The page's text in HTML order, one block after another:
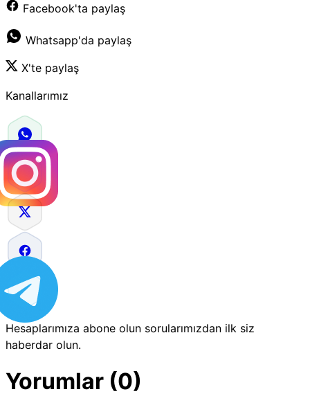
Facebook'ta paylaş
Whatsapp'da paylaş
X'te paylaş
Kanallarımız
Hesaplarımıza abone olun sorularımızdan ilk siz
haberdar olun.
Yorumlar (0)